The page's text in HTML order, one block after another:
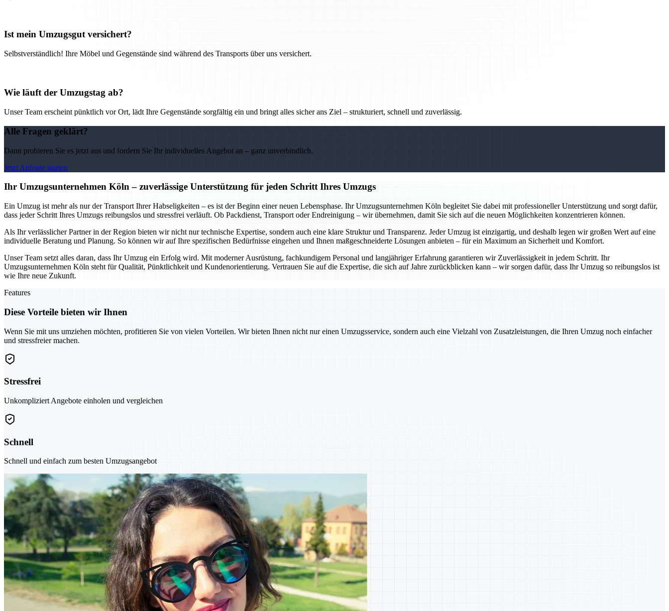
Ist mein Umzugsgut versichert?
Selbstverständlich! Ihre Möbel und Gegenstände sind während des Transports über uns versichert.
Wie läuft der Umzugstag ab?
Unser Team erscheint pünktlich vor Ort, lädt Ihre Gegenstände sorgfältig ein und bringt alles sicher ans Ziel – strukturiert, schnell und zuverlässig.
Alle Fragen geklärt?
Dann probieren Sie es jetzt aus und fordern Sie Ihr individuelles Angebot an – ganz unverbindlich.
Jetzt Anfrage starten
Ihr Umzugsunternehmen Köln – zuverlässige Unterstützung für jeden Schritt Ihres Umzugs
Ein Umzug ist mehr als nur der Transport Ihrer Habseligkeiten – es ist der Beginn einer neuen Lebensphase. Ihr Umzugsunternehmen Köln begleitet Sie dabei mit professioneller Unterstützung und sorgt dafür,
dass jeder Schritt Ihres Umzugs reibungslos und stressfrei verläuft. Ob Packdienst, Transport oder Endreinigung – wir übernehmen, damit Sie sich auf die neuen Möglichkeiten konzentrieren können.
Als Ihr verlässlicher Partner in der Region bieten wir nicht nur technische Expertise, sondern auch eine klare Struktur und Transparenz. Jeder Umzug ist einzigartig, und deshalb legen wir großen Wert auf eine
individuelle Beratung und Planung. So können wir auf Ihre spezifischen Bedürfnisse eingehen und Ihnen maßgeschneiderte Lösungen anbieten – für ein Maximum an Sicherheit und Komfort.
Unser Team setzt alles daran, dass Ihr Umzug ein Erfolg wird. Mit moderner Ausrüstung, fachkundigem Personal und langjähriger Erfahrung garantieren wir Zuverlässigkeit in jedem Schritt. Ihr
Umzugsunternehmen Köln steht für Qualität, Pünktlichkeit und Kundenorientierung. Vertrauen Sie auf die Expertise, die sich auf Jahre zurückblicken kann – wir sorgen dafür, dass Ihr Umzug so reibungslos ist
wie Ihre neue Zukunft.
Features
Diese Vorteile bieten wir Ihnen
Wenn Sie mit uns umziehen möchten, profitieren Sie von vielen Vorteilen. Wir bieten Ihnen nicht nur einen Umzugsservice, sondern auch eine Vielzahl von Zusatzleistungen, die Ihren Umzug noch einfacher
und stressfreier machen.
Stressfrei
Unkompliziert Angebote einholen und vergleichen
Schnell
Schnell und einfach zum besten Umzugsangebot